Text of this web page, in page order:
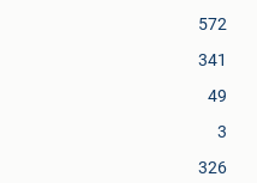
572
341
49
3
326